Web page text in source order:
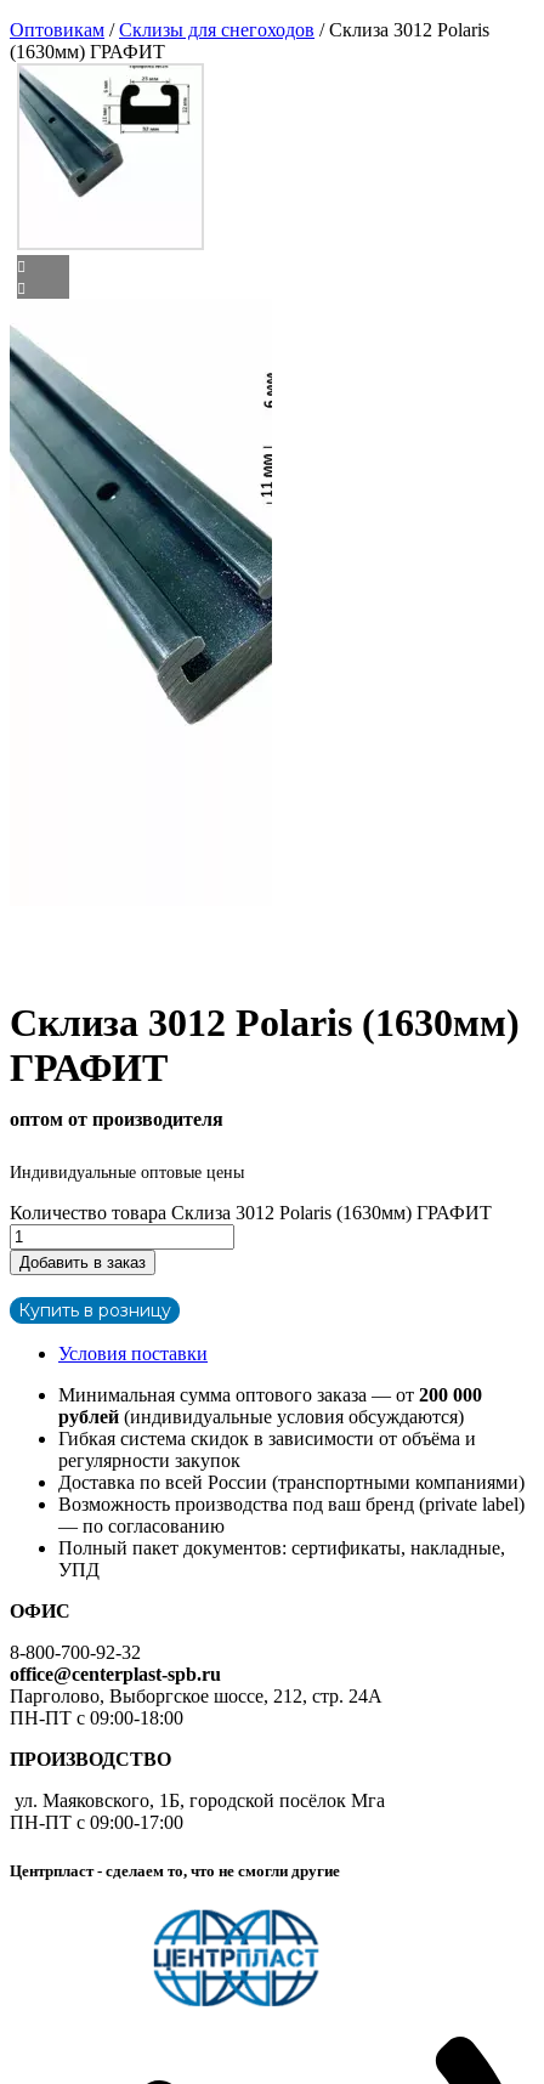
Оптовикам /Склизы для снегоходов / Склиза 3012 Polaris
(1630мм) ГРАФИТ
Склиза 3012 Polaris (1630мм)
ГРАФИТ
оптом от производителя
Индивидуальные оптовые цены
Количество товара Склиза 3012 Polaris (1630мм) ГРАФИТ
Добавить в заказ
Купить в розницу
Условия поставки
Минимальная сумма оптового заказа — от 200 000
рублей (индивидуальные условия обсуждаются)
Гибкая система скидок в зависимости от объёма и
регулярности закупок
Доставка по всей России (транспортными компаниями)
Возможность производства под ваш бренд (private label)
— по согласованию
Полный пакет документов: сертификаты, накладные,
УПД
ОФИС
8-800-700-92-32
office@centerplast-spb.ru
Парголово, Выборгское шоссе, 212, стр. 24А
ПН-ПТ с 09:00-18:00
ПРОИЗВОДСТВО
ул. Маяковского, 1Б, городской посёлок Мга
ПН-ПТ с 09:00-17:00
Центрпласт - сделаем то, что не смогли другие